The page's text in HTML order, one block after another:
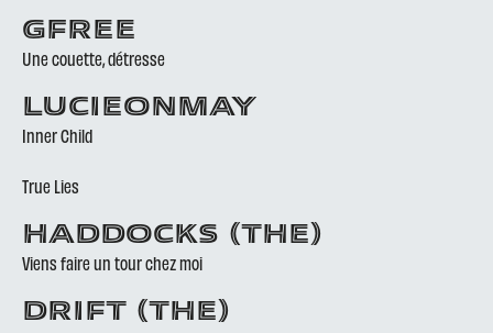
GFREE
Une couette, détresse
LUCIEONMAY
Inner Child
True Lies
HADDOCKS (THE)
Viens faire un tour chez moi
DRIFT (THE)